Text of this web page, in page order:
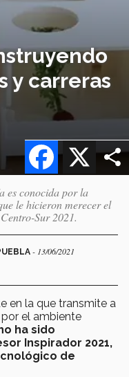
y carreras
X
Facebook
es conocida por la
le hicieron merecer el
Sur 2021.
- 13/06/2021
en la que transmite a
el ambiente
ha sido
Inspirador 2021,
de